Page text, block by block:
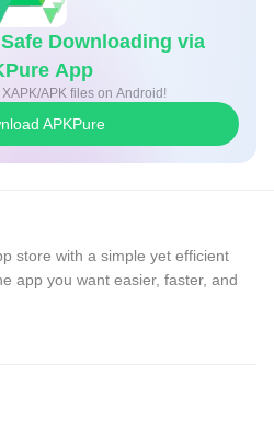
Downloading via
App
APK files on Android!
APKPure
store with a simple yet efficient
app you want easier, faster, and